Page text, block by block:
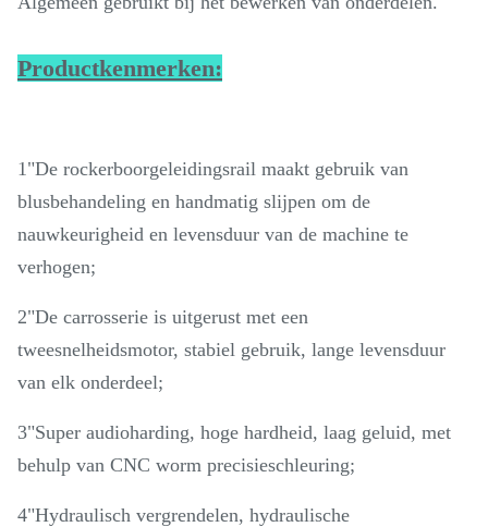
Productkenmerken:
1"De rockerboorgeleidingsrail maakt gebruik van
blusbehandeling en handmatig slijpen om de
nauwkeurigheid en levensduur van de machine te
verhogen;
2"De carrosserie is uitgerust met een
tweesnelheidsmotor, stabiel gebruik, lange levensduur
van elk onderdeel;
3"Super audioharding, hoge hardheid, laag geluid, met
behulp van CNC worm precisieschleuring;
4"Hydraulisch vergrendelen, hydraulische